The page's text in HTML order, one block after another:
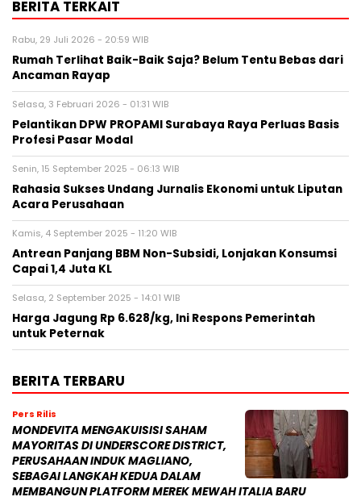
BERITA TERKAIT
Rabu, 29 Juli 2026 - 20:59 WIB
Rumah Terlihat Baik-Baik Saja? Belum Tentu Bebas dari
Ancaman Rayap
Selasa, 3 Februari 2026 - 01:31 WIB
Pelantikan DPW PROPAMI Surabaya Raya Perluas Basis
Profesi Pasar Modal
Senin, 15 September 2025 - 06:13 WIB
Rahasia Sukses Undang Jurnalis Ekonomi untuk Liputan
Acara Perusahaan
Kamis, 4 September 2025 - 11:20 WIB
Antrean Panjang BBM Non-Subsidi, Lonjakan Konsumsi
Capai 1,4 Juta KL
Selasa, 2 September 2025 - 14:01 WIB
Harga Jagung Rp 6.628/kg, Ini Respons Pemerintah
untuk Peternak
BERITA TERBARU
Pers Rilis
MONDEVITA MENGAKUISISI SAHAM
MAYORITAS DI UNDERSCORE DISTRICT,
PERUSAHAAN INDUK MAGLIANO,
SEBAGAI LANGKAH KEDUA DALAM
MEMBANGUN PLATFORM MEREK MEWAH ITALIA BARU